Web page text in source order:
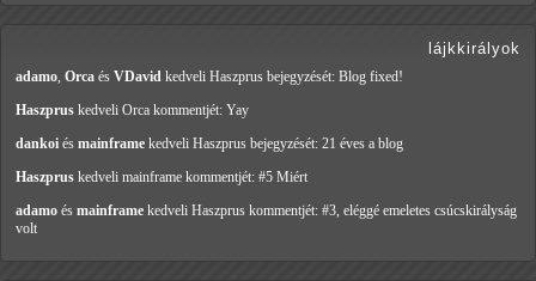
lájkkirályok
adamo, Orca és VDavid kedveli Haszprus bejegyzését: Blog fixed!
Haszprus kedveli Orca kommentjét: Yay
dankoi és mainframe kedveli Haszprus bejegyzését: 21 éves a blog
Haszprus kedveli mainframe kommentjét: #5 Miért
adamo és mainframe kedveli Haszprus kommentjét: #3, eléggé emeletes csúcskirályság
volt